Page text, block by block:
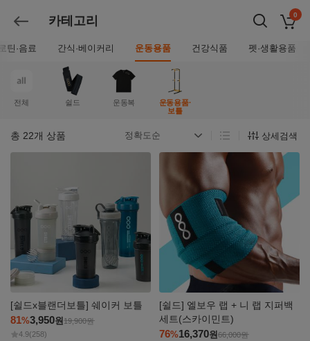
뒤로가기카테고리 장바구
0
틴·음료 간식·베이커리 운동용품 건강식품 펫·생활용품
전체 쉴드 운동복
운동용품·
보틀
총 22개 상품 상세검색
[쉴드x블랜더보틀] 쉐이커 보틀
81%3,950원19,900원
4.9(258)
[쉴드] 엘보우 랩 + 니 랩 지퍼백
세트(스카이민트)
76%16,370원66,000원